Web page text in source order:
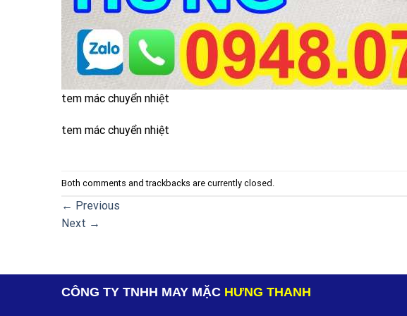
tem mác chuyển nhiệt
tem mác chuyển nhiệt
Both comments and trackbacks are currently closed.
← Previous
Next →
CÔNG TY TNHH MAY MẶC HƯNG THANH